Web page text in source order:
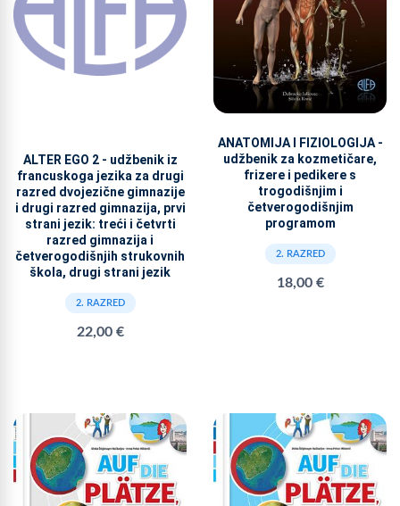
ALTER EGO 2 - udžbenik iz
francuskoga jezika za drugi
razred dvojezične gimnazije
i drugi razred gimnazija, prvi
strani jezik: treći i četvrti
razred gimnazija i
četverogodišnjih strukovnih
škola, drugi strani jezik
2. RAZRED
22,00 €
ANATOMIJA I FIZIOLOGIJA -
udžbenik za kozmetičare,
frizere i pedikere s
trogodišnjim i
četverogodišnjim
programom
2. RAZRED
18,00 €